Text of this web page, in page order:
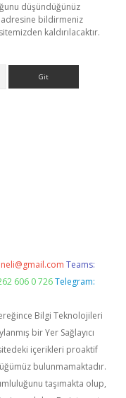
düşündüğünüz
adresine bildirmeniz
kaldırılacaktır.
Teams:
606 0 726 Telegram:
Bilgi Teknolojileri
bir Yer Sağlayıcı
içerikleri proaktif
bulunmamaktadır.
taşımakta olup,